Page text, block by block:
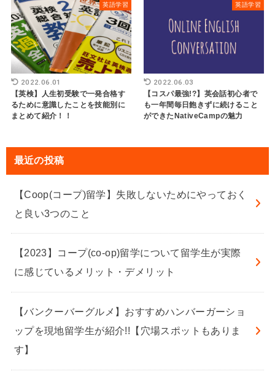
英語学習
2022.06.01
【英検】人生初受験で一発合格す
るために意識したことを技能別に
まとめて紹介！！
英語学習
2022.06.03
【コスパ最強!?】英会話初心者で
も一年間毎日飽きずに続けること
ができたNativeCampの魅力
最近の投稿
【Coop(コープ)留学】失敗しないためにやっておく
と良い3つのこと
【2023】コープ(co-op)留学について留学生が実際
に感じているメリット・デメリット
【バンクーバーグルメ】おすすめハンバーガーショ
ップを現地留学生が紹介!!【穴場スポットもありま
す】